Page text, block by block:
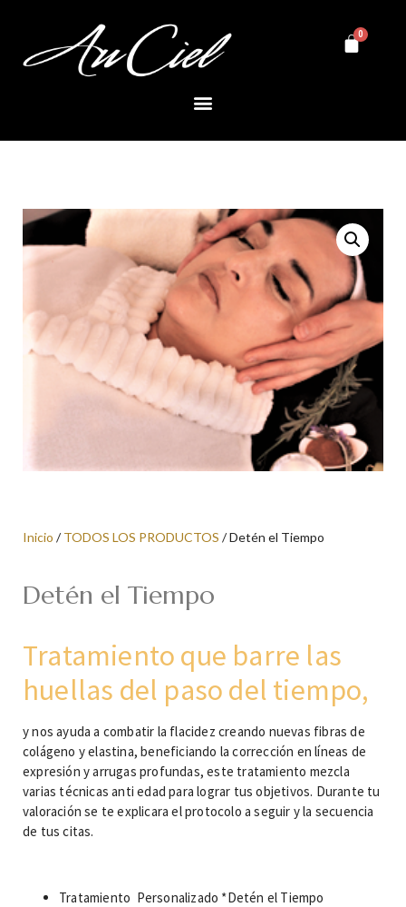
Inicio /TODOS LOS PRODUCTOS / Detén el Tiempo
Detén el Tiempo
Tratamiento que barre las
huellas del paso del tiempo,
y nos ayuda a combatir la flacidez creando nuevas fibras de
colágeno y elastina, beneficiando la corrección en líneas de
expresión y arrugas profundas, este tratamiento mezcla
varias técnicas anti edad para lograr tus objetivos. Durante tu
valoración se te explicara el protocolo a seguir y la secuencia
de tus citas.
Tratamiento Personalizado *Detén el Tiempo